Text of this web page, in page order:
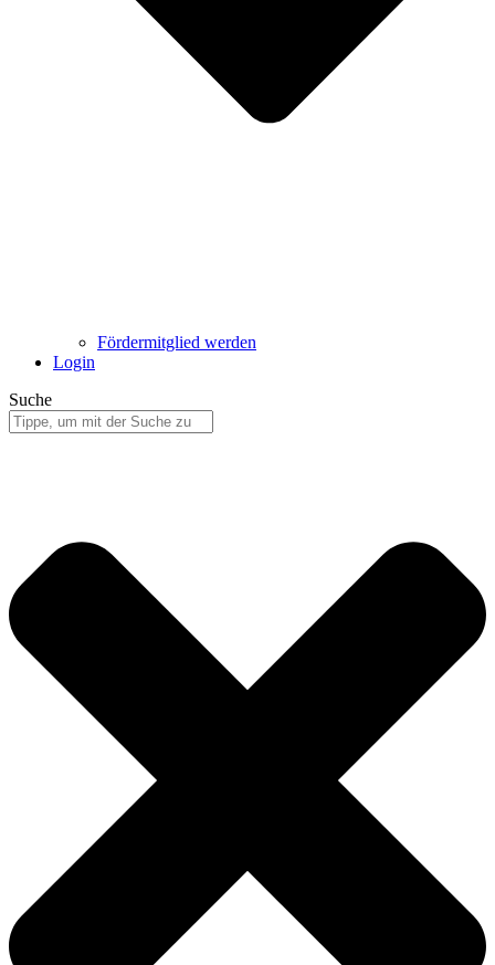
Fördermitglied werden
Login
Suche